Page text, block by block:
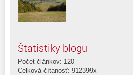
Štatistiky blogu
Počet článkov: 120
Celková čítanosť: 912399x